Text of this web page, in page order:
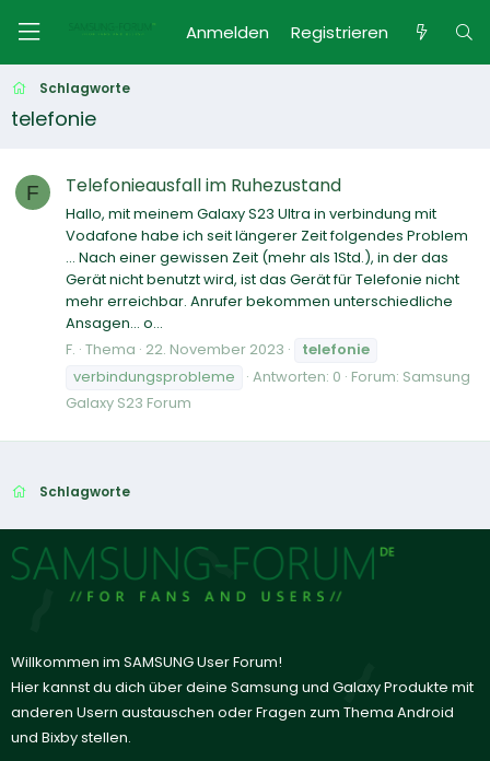
Anmelden Registrieren
Schlagworte
telefonie
F Telefonieausfall im Ruhezustand
Hallo, mit meinem Galaxy S23 Ultra in verbindung mit
Vodafone habe ich seit längerer Zeit folgendes Problem
... Nach einer gewissen Zeit (mehr als 1Std.), in der das
Gerät nicht benutzt wird, ist das Gerät für Telefonie nicht
mehr erreichbar. Anrufer bekommen unterschiedliche
Ansagen… o...
F. Thema 22. November 2023
telefonie
verbindungsprobleme
Antworten: 0 Forum: Samsung
Galaxy S23 Forum
Schlagworte
Willkommen im SAMSUNG User Forum!
Hier kannst du dich über deine Samsung und Galaxy Produkte mit
anderen Usern austauschen oder Fragen zum Thema Android
und Bixby stellen.